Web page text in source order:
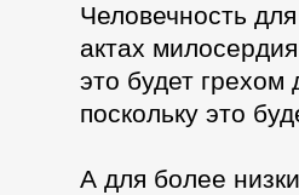
Человечность
актах
это будет
поскольку это
А для более